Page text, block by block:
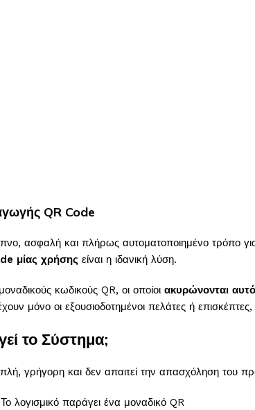
QR Code
ασφαλή και πλήρως αυτοματοποιημένο τρόπο
μίας χρήσης είναι η ιδανική λύση.
κωδικούς QR, οι οποίοι ακυρώνονται
μόνοοι εξουσιοδοτημένοι πελάτες ή
το Σύστημα;
γρήγορη και δεν απαιτεί την απασχόληση του
Το λογισμικό παράγει ένα μοναδικό QR